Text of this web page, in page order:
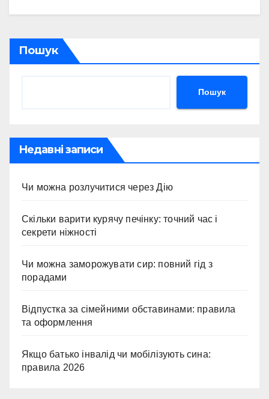
Пошук
Пошук
Недавні записи
Чи можна розлучитися через Дію
Скільки варити курячу печінку: точний час і
секрети ніжності
Чи можна заморожувати сир: повний гід з
порадами
Відпустка за сімейними обставинами: правила
та оформлення
Якщо батько інвалід чи мобілізують сина:
правила 2026